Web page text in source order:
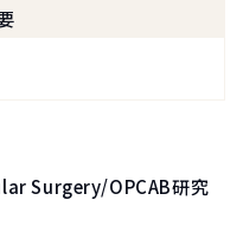
Surgery/OPCAB研究